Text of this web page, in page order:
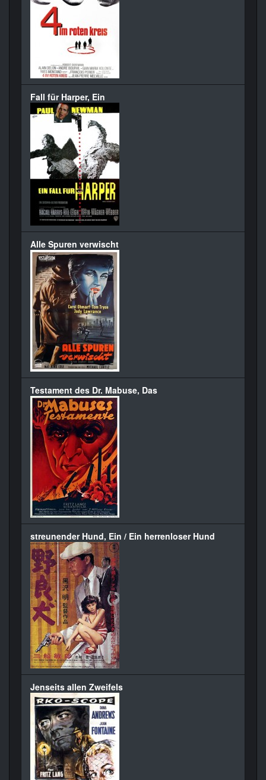
Fall für Harper, Ein
Alle Spuren verwischt
Testament des Dr. Mabuse, Das
streunender Hund, Ein / Ein herrenloser Hund
Jenseits allen Zweifels